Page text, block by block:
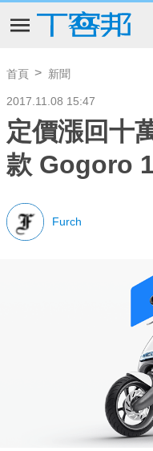
首頁 新聞
2017.11.08 15:47
定價漲回十
款 Gogoro
Furch